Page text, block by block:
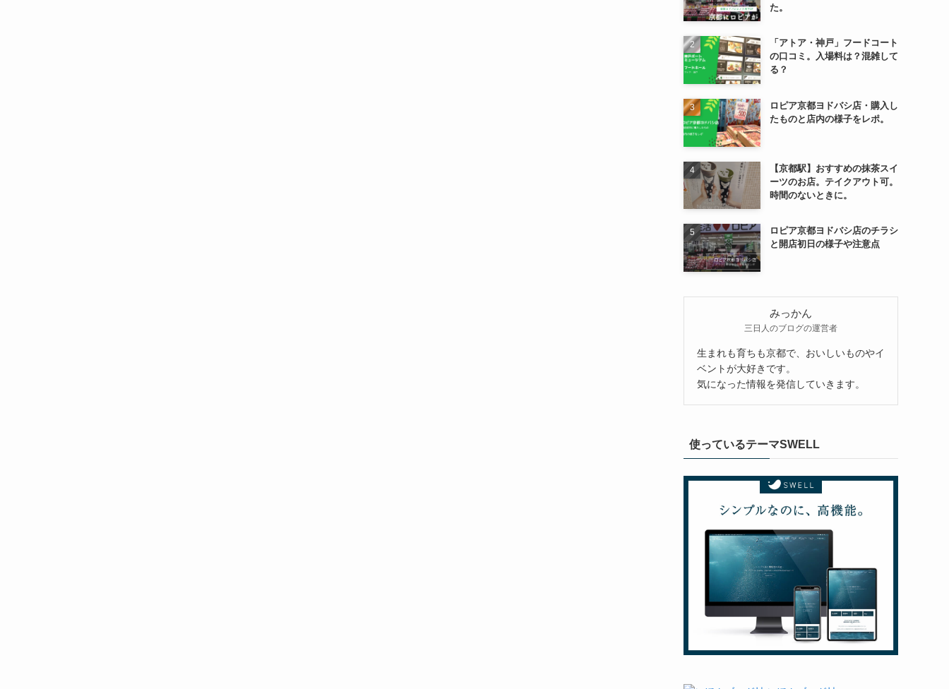
た。
「アトア・神戸」フードコート
の口コミ。入場料は？混雑して
る？
ロピア京都ヨドバシ店・購入し
たものと店内の様子をレポ。
【京都駅】おすすめの抹茶スイ
ーツのお店。テイクアウト可。
時間のないときに。
ロピア京都ヨドバシ店のチラシ
と開店初日の様子や注意点
みっかん
三日人のブログの運営者
生まれも育ちも京都で、おいしいものやイ
ベントが大好きです。
気になった情報を発信していきます。
使っているテーマSWELL